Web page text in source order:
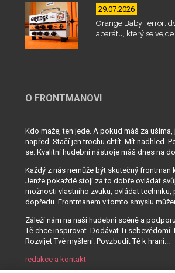
29.07.2026
Orange Baby Terror:
aparátu, který se
O FRONTMANOVI
Kdo maže, ten jede. A pokud máš za ušima,
napřed. Stačí jen trochu chtít. Mít nadhled.
se. Kvalitní hudební nástroje máš dnes na
Každý z nás nemůže být skutečný frontman
Jenže pokaždé stojí za to dobře ovládat
možnosti vlastního zvuku, ovládat techniku,
dopředu. Frontmanem v tomto smyslu
Záleží nám na naší hudební scéně a
Tě chce inspirovat. Dodávat Ti sebevědomí.
Rozvíjet Tvé myšlení. Povzbudit Tě k hraní...
redakce a kontakt